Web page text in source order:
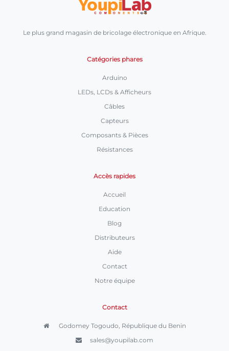
Le plus grand magasin de bricolage électronique en Afrique.
Catégories phares
Arduino
LEDs, LCDs & Afficheurs
Câbles
Capteurs
Composants & Pièces
Résistances
Accès rapides
Accueil
Education
Blog
Distributeurs
Aide
Contact
Notre équipe
Contact
Godomey Togoudo, République du Benin
sales@youpilab.com